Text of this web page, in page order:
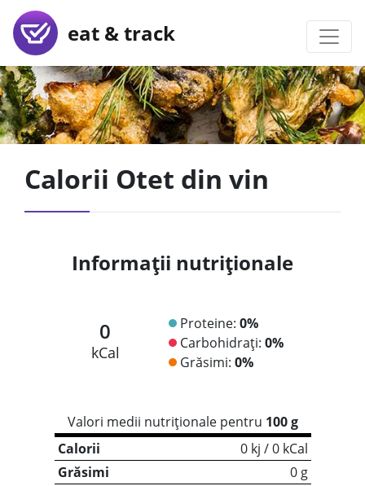
eat & track
Calorii Otet din vin
Informații nutriționale
0
kCal
Proteine: 0%
Carbohidrați: 0%
Grăsimi: 0%
Valori medii nutriționale pentru 100 g
Calorii
0 kj / 0 kCal
Grăsimi
0 g